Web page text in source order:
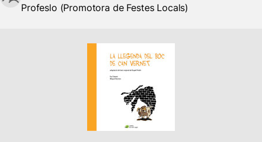
Profeslo (Promotora de Festes Locals)